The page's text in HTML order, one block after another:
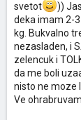
svetot
))
deka imam 2-
kg. Bukvalno
nezasladen, i
zelencuk i
da me boli
nisto ne moze
Ve